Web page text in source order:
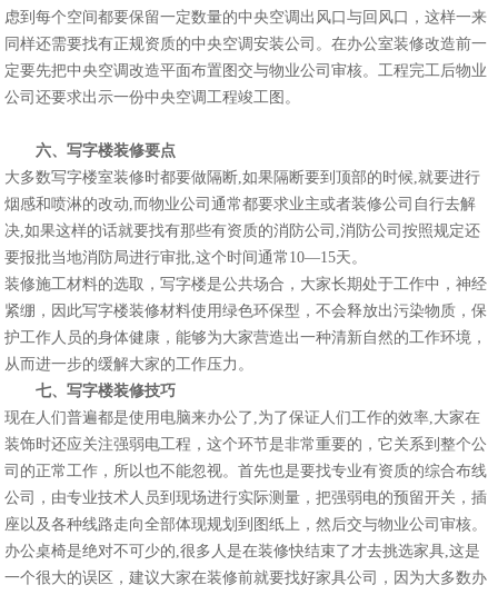
虑到每个空间都要保留一定数量的中央空调出风口与回风口，这样一来
同样还需要找有正规资质的中央空调安装公司。在办公室装修改造前一
定要先把中央空调改造平面布置图交与物业公司审核。工程完工后物业
公司还要求出示一份中央空调工程竣工图。
六、写字楼装修要点
大多数写字楼室装修时都要做隔断,如果隔断要到顶部的时候,就要进行
烟感和喷淋的改动,而物业公司通常都要求业主或者装修公司自行去解
决,如果这样的话就要找有那些有资质的消防公司,消防公司按照规定还
要报批当地消防局进行审批,这个时间通常10—15天。
装修施工材料的选取，写字楼是公共场合，大家长期处于工作中，神经
紧绷，因此写字楼装修材料使用绿色环保型，不会释放出污染物质，保
护工作人员的身体健康，能够为大家营造出一种清新自然的工作环境，
从而进一步的缓解大家的工作压力。
七、写字楼装修技巧
现在人们普遍都是使用电脑来办公了,为了保证人们工作的效率,大家在
装饰时还应关注强弱电工程，这个环节是非常重要的，它关系到整个公
司的正常工作，所以也不能忽视。首先也是要找专业有资质的综合布线
公司，由专业技术人员到现场进行实际测量，把强弱电的预留开关，插
座以及各种线路走向全部体现规划到图纸上，然后交与物业公司审核。
办公桌椅是绝对不可少的,很多人是在装修快结束了才去挑选家具,这是
一个很大的误区，建议大家在装修前就要找好家具公司，因为大多数办